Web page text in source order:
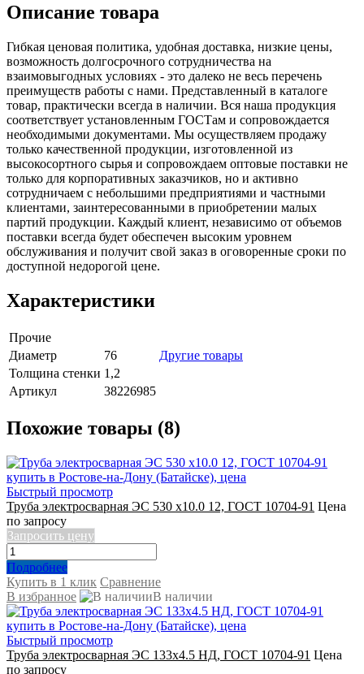
Описание товара
Гибкая ценовая политика, удобная доставка, низкие цены,
возможность долгосрочного сотрудничества на
взаимовыгодных условиях - это далеко не весь перечень
преимуществ работы с нами. Представленный в каталоге
товар, практически всегда в наличии. Вся наша продукция
соответствует установленным ГОСТам и сопровождается
необходимыми документами. Мы осуществляем продажу
только качественной продукции, изготовленной из
высокосортного сырья и сопровождаем оптовые поставки не
только для корпоративных заказчиков, но и активно
сотрудничаем с небольшими предприятиями и частными
клиентами, заинтересованными в приобретении малых
партий продукции. Каждый клиент, независимо от объемов
поставки всегда будет обеспечен высоким уровнем
обслуживания и получит свой заказ в оговоренные сроки по
доступной недорогой цене.
Характеристики
Прочие
Диаметр
76
Другие товары
Толщина стенки 1,2
Артикул
38226985
Похожие товары (8)
Быстрый просмотр
Труба электросварная ЭС 530 х10.0 12, ГОСТ 10704-91 Цена
по запросу
Запросить цену
Подробнее
Купить в 1 клик Сравнение
В избранное
В наличии
Быстрый просмотр
Труба электросварная ЭС 133х4.5 НД, ГОСТ 10704-91 Цена
по запросу